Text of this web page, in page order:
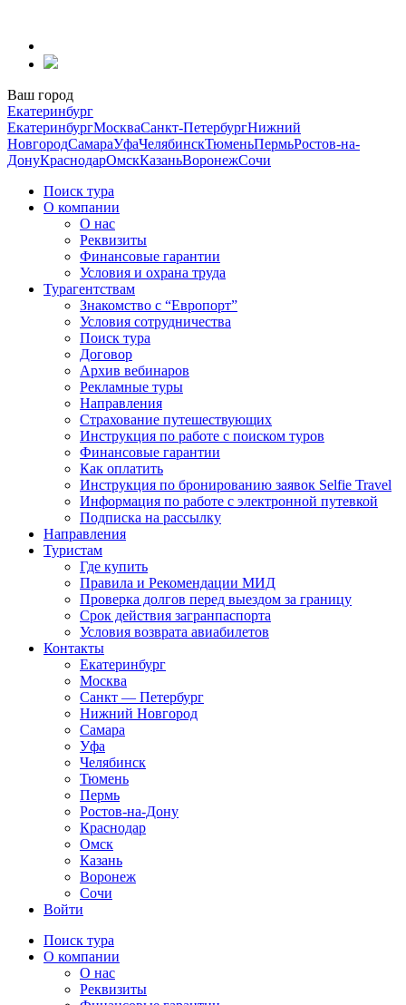
содержанию
Ваш город
Екатеринбург
ЕкатеринбургМоскваСанкт-ПетербургНижний
НовгородСамараУфаЧелябинскТюменьПермьРостов-на-
ДонуКраснодарОмскКазаньВоронежСочи
Поиск тура
О компании
О нас
Реквизиты
Финансовые гарантии
Условия и охрана труда
Турагентствам
Знакомство с “Европорт”
Условия сотрудничества
Поиск тура
Договор
Архив вебинаров
Рекламные туры
Направления
Страхование путешествующих
Инструкция по работе с поиском туров
Финансовые гарантии
Как оплатить
Инструкция по бронированию заявок Selfie Travel
Информация по работе с электронной путевкой
Подписка на рассылку
Направления
Туристам
Где купить
Правила и Рекомендации МИД
Проверка долгов перед выездом за границу
Срок действия загранпаспорта
Условия возврата авиабилетов
Контакты
Екатеринбург
Москва
Санкт — Петербург
Нижний Новгород
Самара
Уфа
Челябинск
Тюмень
Пермь
Ростов-на-Дону
Краснодар
Омск
Казань
Воронеж
Сочи
Войти
Поиск тура
О компании
О нас
Реквизиты